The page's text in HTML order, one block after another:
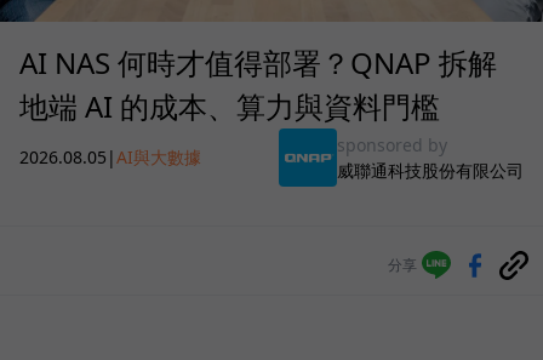
AI NAS 何時才值得部署？QNAP 拆解
地端 AI 的成本、算力與資料門檻
2026.08.05 |AI與大數據
sponsored by
威聯通科技股份有限公司
分享